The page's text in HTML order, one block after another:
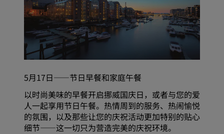
5月17日——节日早餐和家庭午餐
以时尚美味的早餐开启挪威国庆日，或者与您的爱
人一起享用节日午餐。热情周到的服务、热闹愉悦
的氛围，以及那些让您的庆祝活动更加特别的贴心
细节——这一切只为营造完美的庆祝环境。